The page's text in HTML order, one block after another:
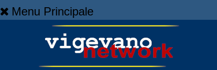
Menu Principale